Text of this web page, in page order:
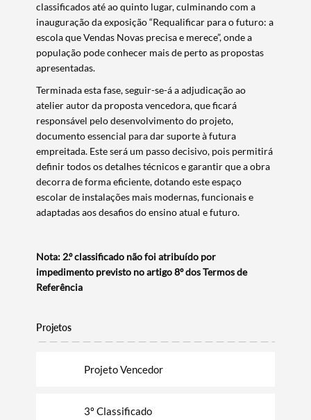
classificados até ao quinto lugar, culminando com a
inauguração da exposição “Requalificar para o futuro: a
escola que Vendas Novas precisa e merece”, onde a
população pode conhecer mais de perto as propostas
apresentadas.
Terminada esta fase, seguir-se-á a adjudicação ao
atelier autor da proposta vencedora, que ficará
responsável pelo desenvolvimento do projeto,
documento essencial para dar suporte à futura
empreitada. Este será um passo decisivo, pois permitirá
definir todos os detalhes técnicos e garantir que a obra
decorra de forma eficiente, dotando este espaço
escolar de instalações mais modernas, funcionais e
adaptadas aos desafios do ensino atual e futuro.
Nota: 2.º classificado não foi atribuído por
impedimento previsto no artigo 8º dos Termos de
Referência
Projetos
Projeto Vencedor
3º Classificado